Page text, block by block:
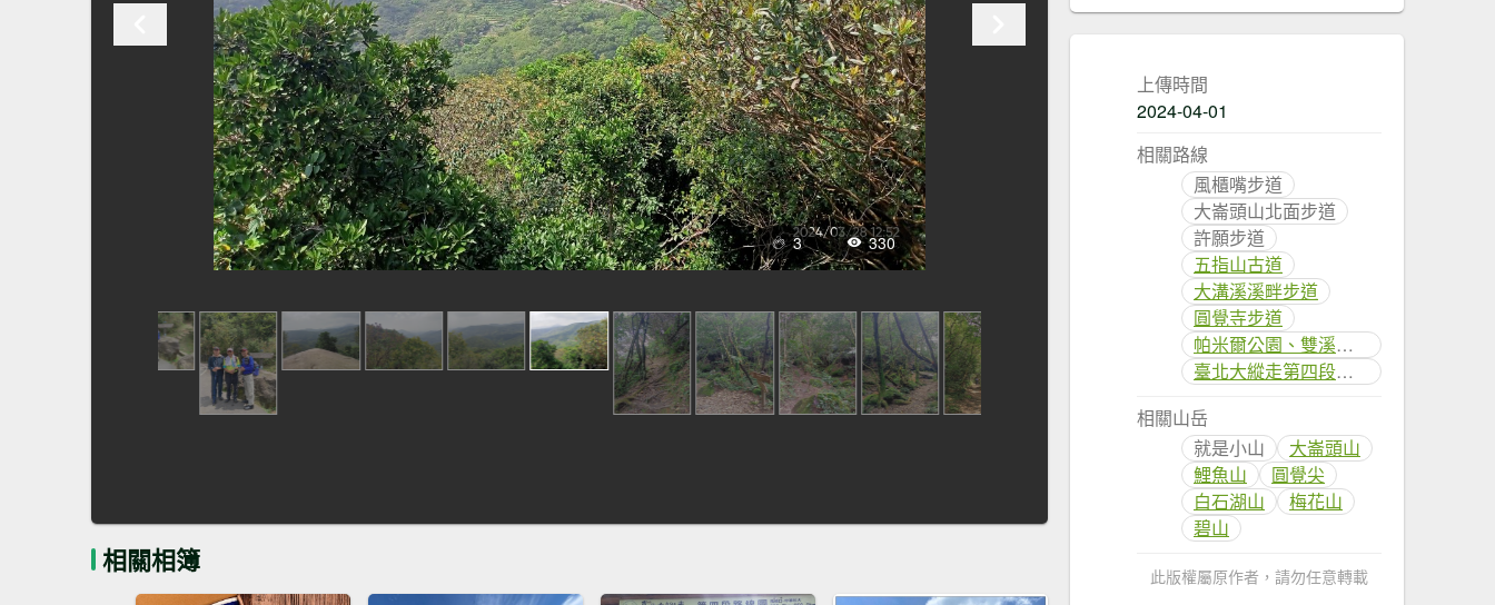
3 330
相關相簿
上傳時間
2024-04-01
相關路線
風櫃嘴步道
大崙頭山北面步道
許願步道
五指山古道
大溝溪溪畔步道
圓覺寺步道
帕米爾公園、雙溪溝古道
臺北大縱走第四段：風櫃口至中華科技大學
相關山岳
就是小山
大崙頭山
鯉魚山
圓覺尖
白石湖山
梅花山
碧山
此版權屬原作者，請勿任意轉載